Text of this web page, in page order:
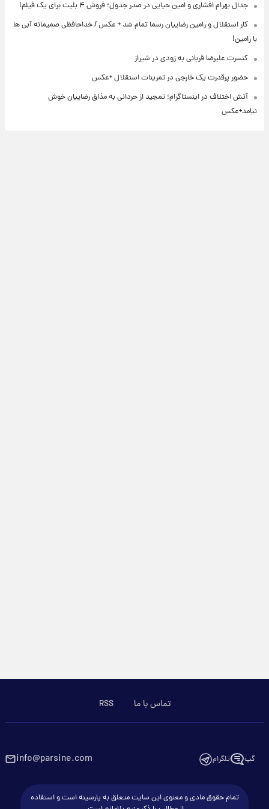
جدال بهرام افشاری و امین حیایی در صدر جدول؛ فروش ۴ بلیت برای یک فیلم!
کار استقلال و رامین رضاییان رسما تمام شد + عکس / خداحافظی صمیمانه آبی ها
با رامین!
کنسرت علیرضا قربانی به زودی در شیراز
حضور پرقدرت یک خارجی در تمرینات استقلال +عکس
آتش اختلاف در اینستاگرام؛ تمجید از حردانی به مذاق رضاییان خوش
نیامد+عکس
تماس با ما RSS
گپ تلگرام info@parsine.com
تمام حقوق مادی و معنوی این سایت متعلق به پارسینه است و استفاده